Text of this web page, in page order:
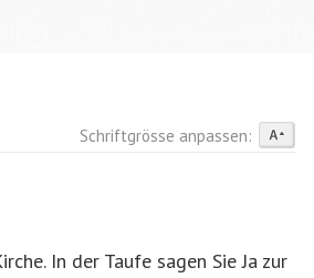
Schriftgrösse anpassen:
In der Taufe sagen Sie Ja zur